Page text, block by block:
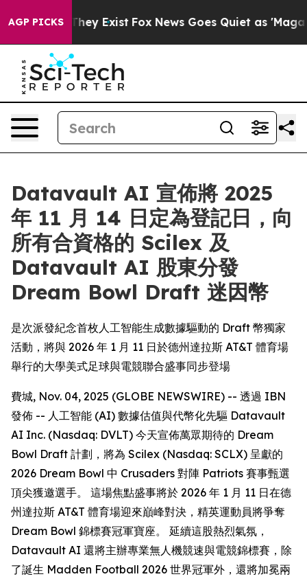
AGP PICKS
They Exist Fox News Goes Quiet as 'Maga
Datavault AI 宣佈將 2025
年 11 月 14 日定為登記日，向
所有合資格的 Scilex 及
Datavault AI 股東分發
Dream Bowl Draft 迷因幣
是次派發紀念首枚人工智能生成數據驅動的 Draft 幣獨家
活動，將與 2026 年 1 月 11 日於德州達拉斯 AT&T 體育場
舉行的大學美式足球與電競聯合盛事同步登場
費城, Nov. 04, 2025 (GLOBE NEWSWIRE) -- 透過 IBN
發佈 -- 人工智能 (AI) 數據估值與代幣化先驅 Datavault
AI Inc. (Nasdaq: DVLT) 今天宣佈萬眾期待的 Dream
Bowl Draft 計劃，將為 Scilex (Nasdaq: SCLX) 呈獻的
2026 Dream Bowl 中 Crusaders 對陣 Patriots 賽事甄選
頂尖獲邀選手。 這場焦點盛事將於 2026 年 1 月 11 日在德
州達拉斯 AT&T 體育場迎來巔峰對決，精英運動員將爭奪
Dream Bowl 錦標賽冠軍寶座。 延續這股熱烈氣氛，
Datavault AI 還將主辦專業無人機競速與電競錦標賽，除
了誕生 Madden Football 2026 世界冠軍外，還將加冕兩